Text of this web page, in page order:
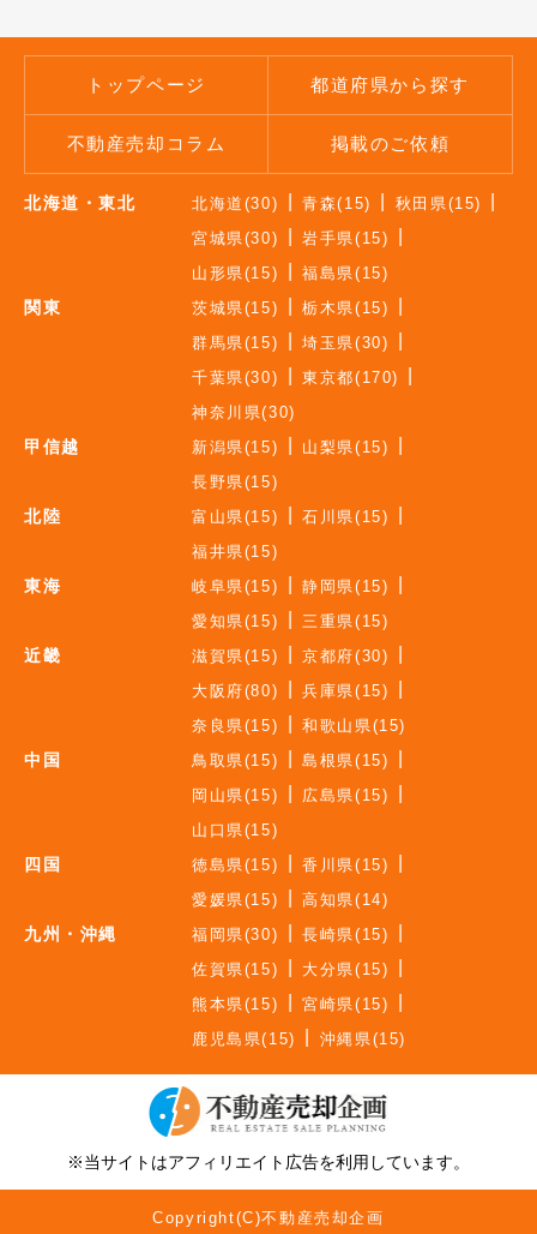
トップページ 都道府県から探す
不動産売却コラム 掲載のご依頼
北海道・東北 北海道(30) 青森(15)
秋田県(15)
宮城県(30)
岩手県(15)
山形県(15)
福島県(15)
関東 茨城県(15)
栃木県(15)
群馬県(15)
埼玉県(30)
千葉県(30)
東京都(170)
神奈川県(30)
甲信越 新潟県(15)
山梨県(15)
長野県(15)
北陸 富山県(15)
石川県(15)
福井県(15)
東海 岐阜県(15)
静岡県(15)
愛知県(15)
三重県(15)
近畿 滋賀県(15)
京都府(30)
大阪府(80)
兵庫県(15)
奈良県(15)
和歌山県(15)
中国 鳥取県(15)
島根県(15)
岡山県(15)
広島県(15)
山口県(15)
四国 徳島県(15)
香川県(15)
愛媛県(15)
高知県(14)
九州・沖縄 福岡県(30)
長崎県(15)
佐賀県(15)
大分県(15)
熊本県(15)
宮崎県(15)
鹿児島県(15)
沖縄県(15)
※当サイトはアフィリエイト広告を利用しています。
Copyright(C)不動産売却企画